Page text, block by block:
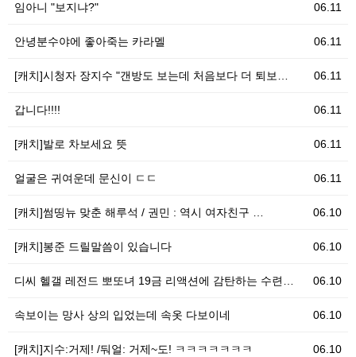
06.11
임아니 "보지냐?"
06.11
안녕분수야에 좋아죽는 카라멜
06.11
[캐치]시청자 장지수 "갠방도 보는데 처음보다 더 퇴보…
06.11
갑니다!!!!
06.11
[캐치]발로 차보세요 뜻
06.11
얼굴은 귀여운데 문신이 ㄷㄷ
06.10
[캐치]썸띵뉴 맞춘 해루석 / 권민 : 역시 여자친구 …
06.10
[캐치]봉준 드릴말씀이 있습니다
06.10
디씨 헬갤 레전드 뽀또녀 19금 리액션에 감탄하는 수련…
06.10
속보이는 망사 상의 입었는데 속옷 다보이네
06.10
[캐치]지수:거제! /둬얼: 거제~도! ㅋㅋㅋㅋㅋㅋㅋ